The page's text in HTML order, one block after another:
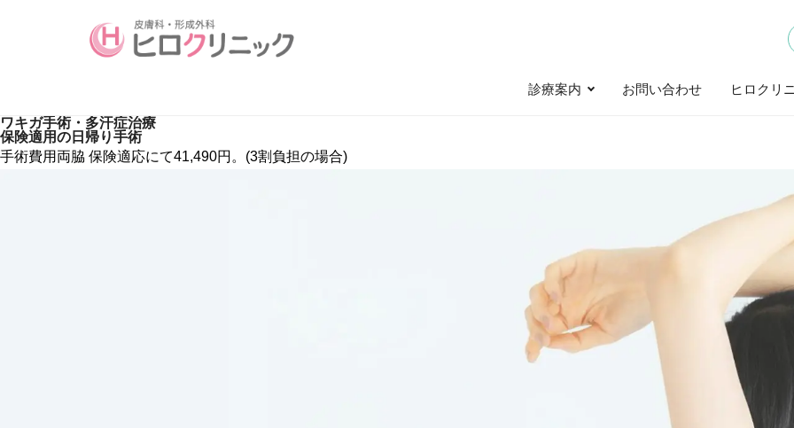
診療案内 お問い合わせ ヒロクリ
ワキガ手術・多汗症治療
保険適用の日帰り手術
手術費用両脇 保険適応にて41,490円。(3割負担の場合)